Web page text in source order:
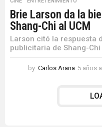
Brie Larson da la
Shang-Chi al UCM
Larson citó la respuesta
publicitaria de Shang-Chi
by Carlos Arana 5 años